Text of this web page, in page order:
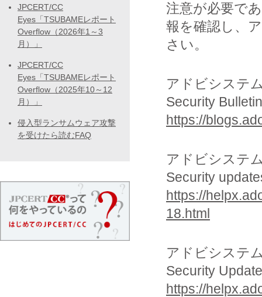
注意が必要で
報を確認し、
さい。
アドビシステ
Security
https://
アドビシステ
Security
https://
18.html
アドビシステ
Security
https://
JPCERT/CC
Eyes「TSUBAMEレポート
Overflow（2026年1～3
月）」
JPCERT/CC
Eyes「TSUBAMEレポート
Overflow（2025年10～12
月）」
侵入型ランサムウェア攻撃
を受けたら読むFAQ